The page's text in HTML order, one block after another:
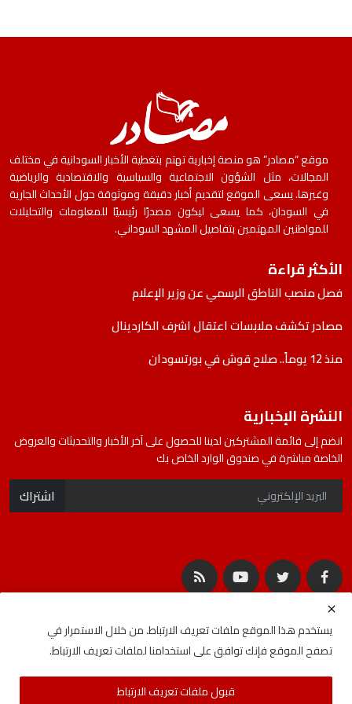
موقع “مصادر” هو منصة إخبارية تهتم بتغطية الأخبار السودانية في مختلف
المجالات، مثل الشؤون الاجتماعية والسياسية والاقتصادية والرياضية
وغيرها. يسعى الموقع لتقديم أخبار دقيقة وموثوقة حول الأحداث الجارية
في السودان، كما يسعى ليكون مصدرًا رئيسيًا للمعلومات والتحليلات
للمواطنين المهتمين بتفاصيل المشهد السوداني.
الأكثر قراءة
فصل منصب الناطق الرسمي عن وزير الإعلام
مصادر تكشف ملابسات اعتقال اشرف الكاردينال
منذ 12 يوماً.. صلاح قوش في بورتسودان
النشرة الإخبارية
انضم إلى قائمة المشتركين لدينا للحصول على آخر الأخبار والتحديثات والعروض
الخاصة مباشرة في صندوق الوارد الخاص بك
اشتراك
يستخدم هذا الموقع ملفات تعريف الارتباط. من خلال الاستمرار في
تصفح الموقع فإنك توافق على استخدامنا لملفات تعريف الارتباط.
قبول ملفات تعريف الارتباط